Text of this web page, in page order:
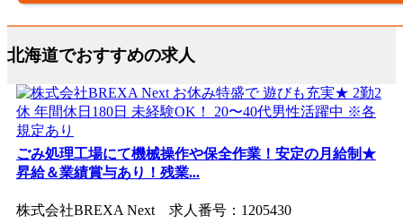
北海道でおすすめの求人
ごみ処理工場にて機械操作や保全作業！安定の月給制★
昇給＆業績賞与あり！残業...
株式会社BREXA Next 求人番号：1205430